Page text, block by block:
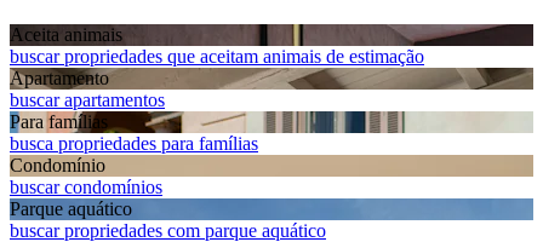
Aceita animais
buscar propriedades que aceitam animais de estimação
Apart­amento
buscar apartamentos
Para famílias
busca propriedades para famílias
Condomínio
buscar condomínios
Parque aquático
buscar propriedades com parque aquático